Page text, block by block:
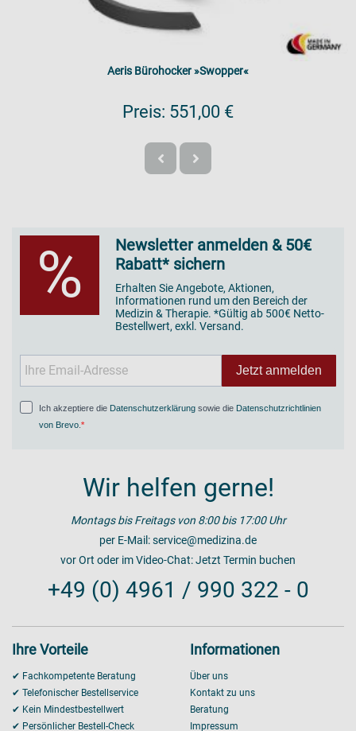
Aeris Bürohocker »Swopper«
Preis: 551,00 €
%
Newsletter anmelden & 50€
Rabatt* sichern
Erhalten Sie Angebote, Aktionen,
Informationen rund um den Bereich der
Medizin & Therapie. *Gültig ab 500€ Netto-
Bestellwert, exkl. Versand.
Jetzt anmelden
Ich akzeptiere die Datenschutzerklärung sowie die Datenschutzrichtlinien
von Brevo
Wir helfen gerne!
Montags bis Freitags von 8:00 bis 17:00 Uhr
per E-Mail:service@medizina.de
vor Ort oder im Video-Chat:Jetzt Termin buchen
+49 (0) 4961 / 990 322 - 0
Ihre Vorteile
✔ Fachkompetente Beratung
✔ Telefonischer Bestellservice
✔ Kein Mindestbestellwert
✔ Persönlicher Bestell-Check
Informationen
Über uns
Kontakt zu uns
Beratung
Impressum